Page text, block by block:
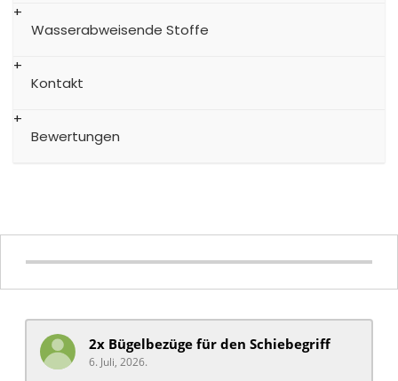
Wasserabweisende Stoffe
Kontakt
Bewertungen
2x Bügelbezüge für ​den Schiebegriff
6. Juli, 2026.